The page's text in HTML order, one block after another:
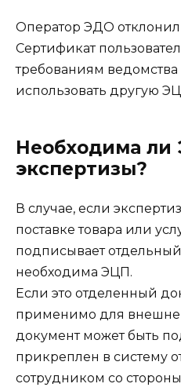
Оператор ЭДО отклонил
Сертификат
требованиям
использовать другую
Необходима ли
экспертизы?
В случае, если
поставке товара или
подписывает отдельный
необходима ЭЦП.
Если это отделенный
применимо для
документ может быть
прикреплен в систему
сотрудником со